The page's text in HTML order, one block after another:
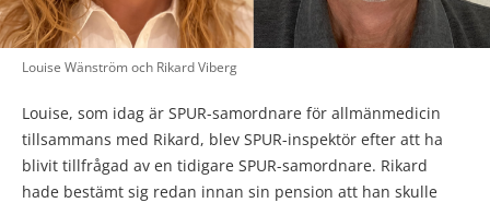
Louise Wänström och Rikard Viberg
Louise, som idag är SPUR-samordnare för allmänmedicin
tillsammans med Rikard, blev SPUR-inspektör efter att ha
blivit tillfrågad av en tidigare SPUR-samordnare. Rikard
hade bestämt sig redan innan sin pension att han skulle